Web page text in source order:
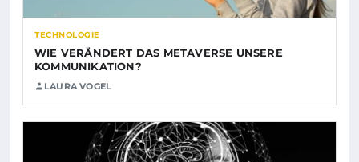
TECHNOLOGIE
WIE VERÄNDERT DAS METAVERSE UNSERE
KOMMUNIKATION?
LAURA VOGEL